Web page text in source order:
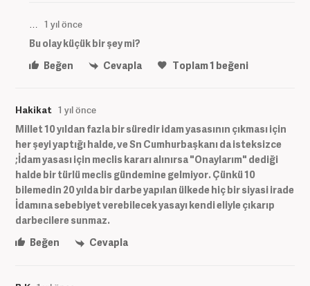
… 1 yıl önce
Bu olay küçük bir şey mi?
Beğen
Cevapla Toplam1 beğeni
Hakikat 1 yıl önce
Millet 10 yıldan fazla bir süredir idam yasasının çıkması için
her şeyi yaptığı halde, ve Sn Cumhurbaşkanı da isteksizce
;İdam yasası için meclis kararı alınırsa "Onaylarım" dediği
halde bir türlü meclis gündemine gelmiyor. Çünkü 10
bilemedin 20 yılda bir darbe yapılan ülkede hiç bir siyasi irade
İdamına sebebiyet verebilecek yasayı kendi eliyle çıkarıp
darbecilere sunmaz.
Beğen
Cevapla